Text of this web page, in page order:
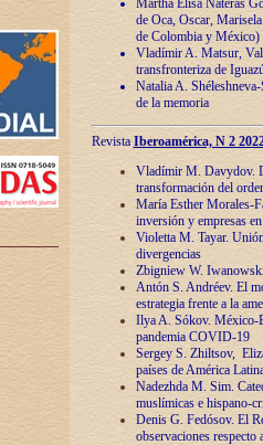
Martha Elisa Nateras
de Oca, Oscar,
de Colombia y México)
Vladímir A. Matsur,
transfronteriza de
Natalia A.
de la memoria
Revista Iberoamérica, N 2
Vladímir M. Davydov.
transformación del
María Esther Morales-
inversión y empresas
Violetta M. Tayar.
divergencias
Zbigniew W.
Antón S. Andréev. El
estrategia frente a la
Ilya A. Sókov. México-
pandemia COVID-19
Sergey S. Zhiltsov,
países de América
Nadezhda M. Sim.
muslímicas e hispano-
Denis G. Fedósov. El
observaciones